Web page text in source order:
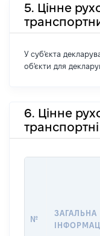
5. Цінне
У суб'єкта
об'єкти для
6. Цінне
№
ЗАГАЛЬНА